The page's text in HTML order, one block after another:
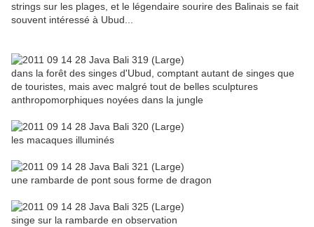
strings sur les plages, et le légendaire sourire des Balinais se fait
souvent intéressé à Ubud...
dans la forêt des singes d'Ubud, comptant autant de singes que
de touristes, mais avec malgré tout de belles sculptures
anthropomorphiques noyées dans la jungle
les macaques illuminés
une rambarde de pont sous forme de dragon
singe sur la rambarde en observation